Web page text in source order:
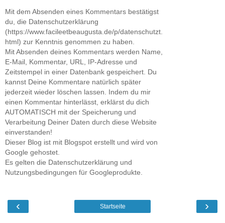
Mit dem Absenden eines Kommentars bestätigst
du, die Datenschutzerklärung
(https://www.facileetbeaugusta.de/p/datenschutzt.
html) zur Kenntnis genommen zu haben.
Mit Absenden deines Kommentars werden Name,
E-Mail, Kommentar, URL, IP-Adresse und
Zeitstempel in einer Datenbank gespeichert. Du
kannst Deine Kommentare natürlich später
jederzeit wieder löschen lassen. Indem du mir
einen Kommentar hinterlässt, erklärst du dich
AUTOMATISCH mit der Speicherung und
Verarbeitung Deiner Daten durch diese Website
einverstanden!
Dieser Blog ist mit Blogspot erstellt und wird von
Google gehostet.
Es gelten die Datenschutzerklärung und
Nutzungsbedingungen für Googleprodukte.
‹ ›
Startseite